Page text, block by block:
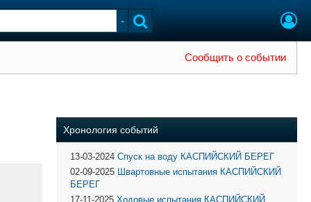
Сообщить о событии
Хронология событий
13-03-2024 Спуск на воду КАСПИЙСКИЙ БЕРЕГ
02-09-2025 Швартовные испытания КАСПИЙСКИЙ
БЕРЕГ
17-11-2025 Ходовые испытания КАСПИЙСКИЙ